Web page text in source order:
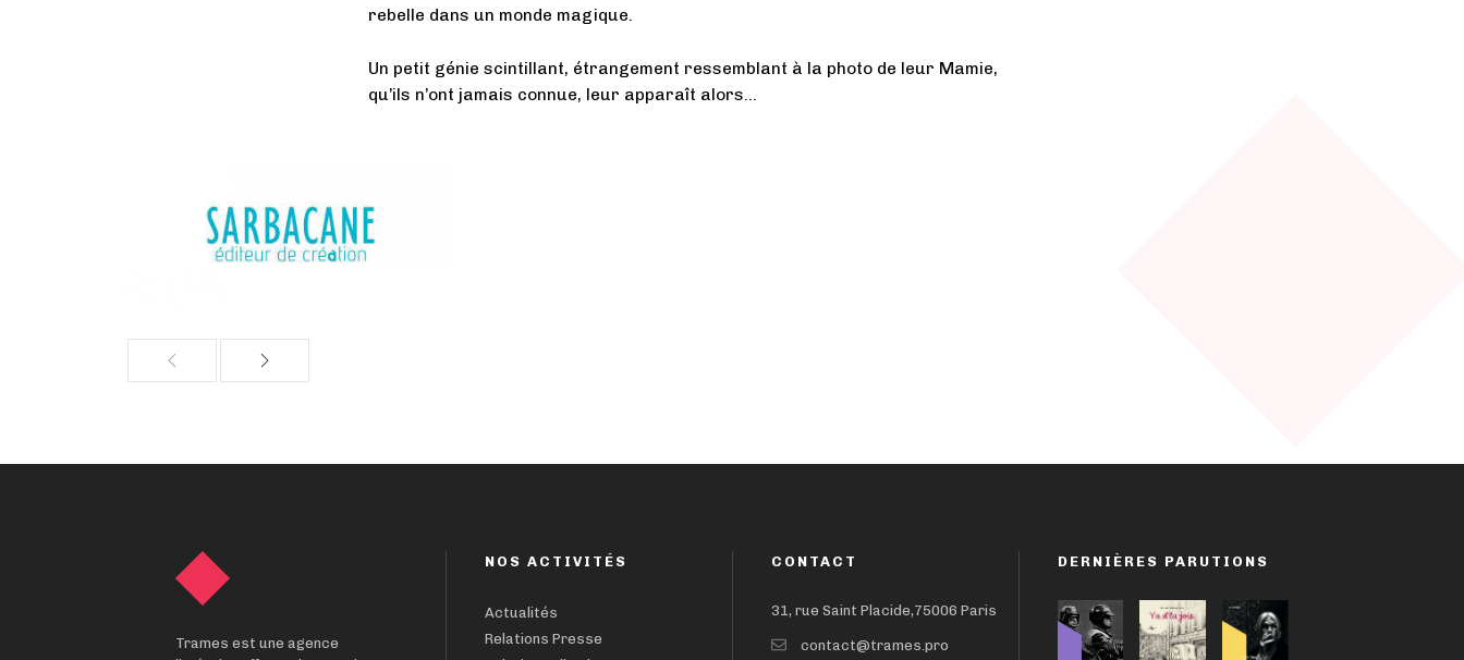
rebelle dans un monde magique.
Un petit génie scintillant, étrangement ressemblant à la photo de leur Mamie,
qu’ils n’ont jamais connue, leur apparaît alors…
Trames est une agence
NOS ACTIVITÉS
Actualités
Relations Presse
CONTACT
31, rue Saint Placide,75006 Paris
contact@trames.pro
DERNIÈRES PARUTIONS